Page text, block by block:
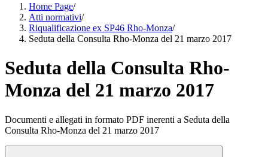
Home Page/
Atti normativi/
Riqualificazione ex SP46 Rho-Monza/
Seduta della Consulta Rho-Monza del 21 marzo 2017
Seduta della Consulta Rho-
Monza del 21 marzo 2017
Documenti e allegati in formato PDF inerenti a Seduta della
Consulta Rho-Monza del 21 marzo 2017